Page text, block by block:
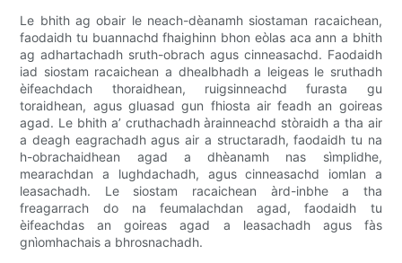
Le bhith ag obair le neach-dèanamh siostaman racaichean,
faodaidh tu buannachd fhaighinn bhon eòlas aca ann a bhith
ag adhartachadh sruth-obrach agus cinneasachd. Faodaidh
iad siostam racaichean a dhealbhadh a leigeas le sruthadh
èifeachdach thoraidhean, ruigsinneachd furasta gu
toraidhean, agus gluasad gun fhiosta air feadh an goireas
agad. Le bhith a’ cruthachadh àrainneachd stòraidh a tha air
a deagh eagrachadh agus air a structaradh, faodaidh tu na
h-obrachaidhean agad a dhèanamh nas sìmplidhe,
mearachdan a lughdachadh, agus cinneasachd iomlan a
leasachadh. Le siostam racaichean àrd-inbhe a tha
freagarrach do na feumalachdan agad, faodaidh tu
èifeachdas an goireas agad a leasachadh agus fàs
gnìomhachais a bhrosnachadh.